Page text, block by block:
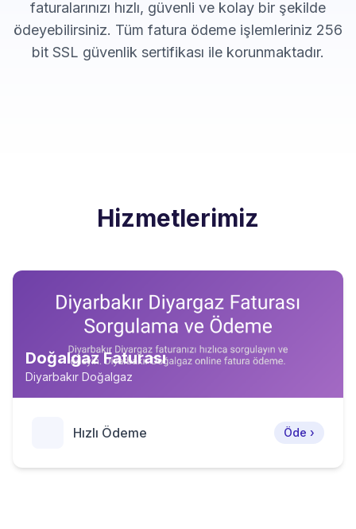
faturalarınızı hızlı, güvenli ve kolay bir şekilde
ödeyebilirsiniz. Tüm fatura ödeme işlemleriniz 256
bit SSL güvenlik sertifikası ile korunmaktadır.
Hizmetlerimiz
Doğalgaz Faturası
Diyarbakır Doğalgaz
Hızlı Ödeme Öde ›